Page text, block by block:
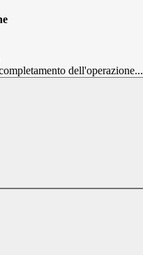
dell'operazione...